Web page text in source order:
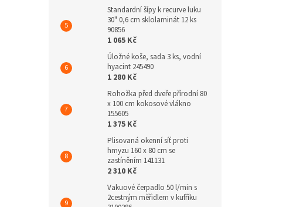
Standardní šípy k recurve luku
30" 0,6 cm sklolaminát 12 ks
90856
1 065 Kč
Úložné koše, sada 3 ks, vodní
hyacint 245490
1 280 Kč
Rohožka před dveře přírodní 80
x 100 cm kokosové vlákno
155605
1 375 Kč
Plisovaná okenní síť proti
hmyzu 160 x 80 cm se
zastíněním 141131
2 310 Kč
Vakuové čerpadlo 50 l/min s
2cestným měřidlem v kufříku